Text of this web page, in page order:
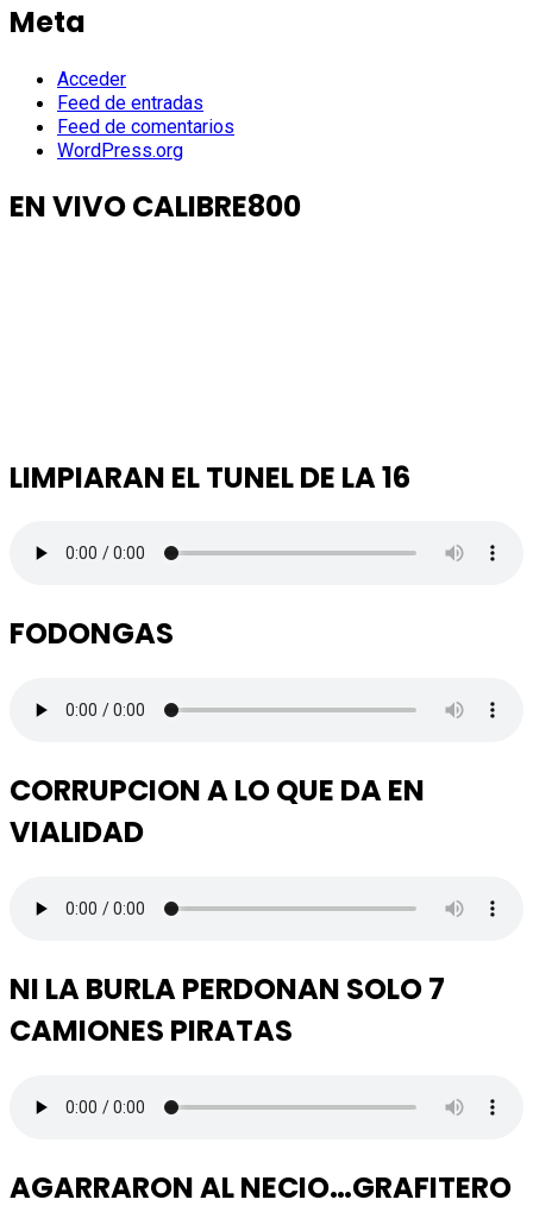
Meta
Acceder
Feed de entradas
Feed de comentarios
WordPress.org
EN VIVO CALIBRE800
LIMPIARAN EL TUNEL DE LA 16
FODONGAS
CORRUPCION A LO QUE DA EN
VIALIDAD
NI LA BURLA PERDONAN SOLO 7
CAMIONES PIRATAS
AGARRARON AL NECIO…GRAFITERO